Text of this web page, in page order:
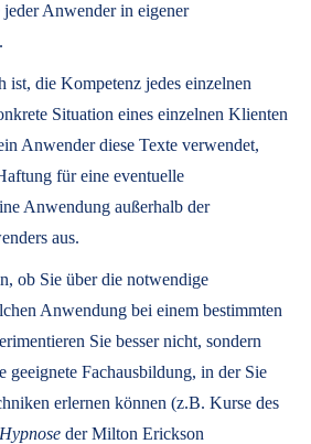
jeder Anwender in eigener
ist, die Kompetenz jedes einzelnen
Situation eines einzelnen Klienten
Anwender diese Texte verwendet,
für eine eventuelle
Anwendung außerhalb der
aus.
ob Sie über die notwendige
Anwendung bei einem bestimmten
Sie besser nicht, sondern
geeignete Fachausbildung, in der Sie
erlernen können (z.B. Kurse des
der Milton Erickson